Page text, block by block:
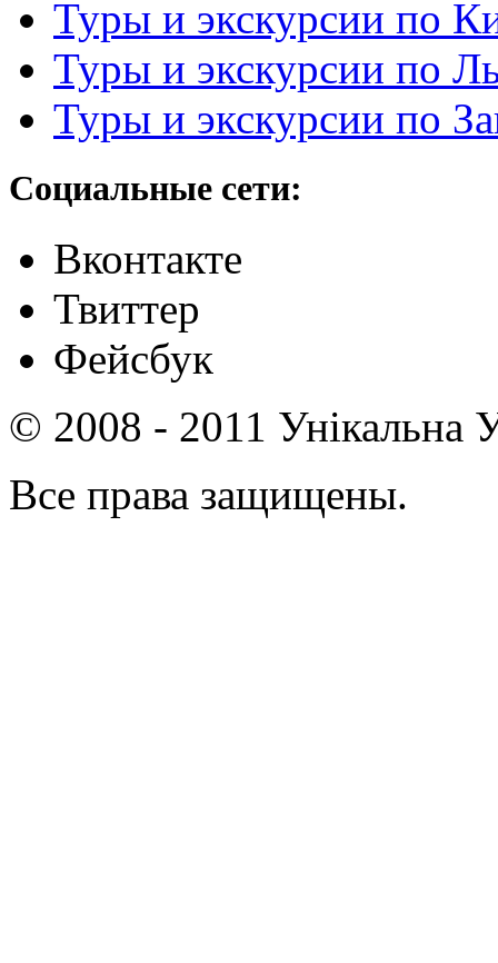
Туры и экскурсии по
Туры и экскурсии по
Туры и экскурсии по
Социальные сети:
Вконтакте
Твиттер
Фейсбук
© 2008 - 2011 Унікальна
Все права защищены.